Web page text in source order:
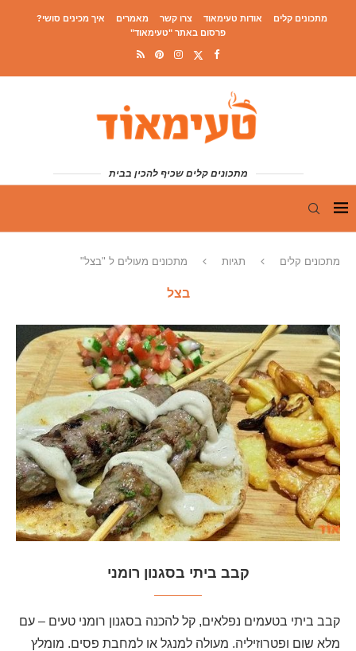
מתכונים קלים אודות טעימאוד צרו קשר מאמרים
איך מכינים סושי?
פרסום באתר "טעימאוד"
מתכונים קלים שכיף להכין בבית
מתכונים קלים תגיות מתכונים מעולים ל "בצל"
בצל
קבב ביתי בסגנון רומני
קבב ביתי בטעמים נפלאים, קל להכנה בסגנון רומני טעים – עם
מלא שום ופטרוזיליה. מעולה למנגל או למחבת פסים. מומלץ